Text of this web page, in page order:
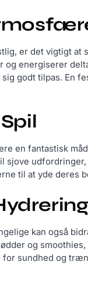
er det vigtigt at
energiserer
godt tilpas. En
en fantastisk
udfordringer,
til at yde deres
kan også
og
sundhed og